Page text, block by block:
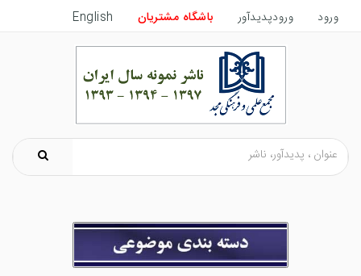
ورود ورودپدیدآور باشگاه مشتریان English